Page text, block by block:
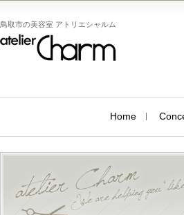
鳥取市の美容室 アトリエシャルム
Home